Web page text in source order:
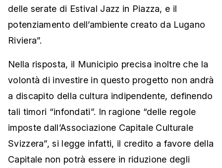
delle serate di Estival Jazz in Piazza, e il
potenziamento dell’ambiente creato da Lugano
Riviera”.
Nella risposta, il Municipio precisa inoltre che la
volontà di investire in questo progetto non andrà
a discapito della cultura indipendente, definendo
tali timori “infondati”. In ragione “delle regole
imposte dall’Associazione Capitale Culturale
Svizzera”, si legge infatti, il credito a favore della
Capitale non potrà essere in riduzione degli